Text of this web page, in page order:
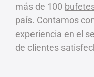
más de 100
país. Contamos
experiencia en el
de clientes